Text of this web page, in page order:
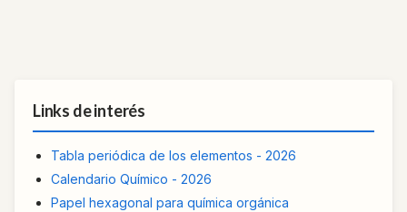
Links de interés
Tabla periódica de los elementos - 2026
Calendario Químico - 2026
Papel hexagonal para química orgánica